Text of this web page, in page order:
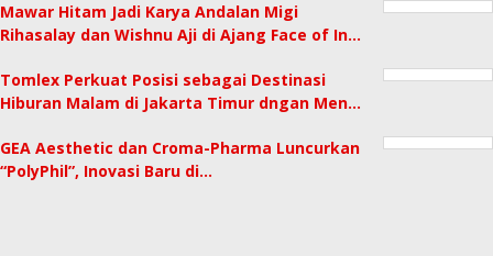
Mawar Hitam Jadi Karya Andalan Migi
Rihasalay dan Wishnu Aji di Ajang Face of In…
Tomlex Perkuat Posisi sebagai Destinasi
Hiburan Malam di Jakarta Timur dngan Men…
GEA Aesthetic dan Croma-Pharma Luncurkan
“PolyPhil”, Inovasi Baru di…